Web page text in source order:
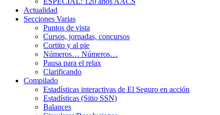
Actualidad
Secciones Varias
Puntos de vista
Cursos, jornadas, concursos
Cortito y al pie
Números… Números…
Pausa para el relax
Clarificando
Compilado
Estadísticas interactivas de El Seguro en acción
Estadísticas (Sitio SSN)
Balances